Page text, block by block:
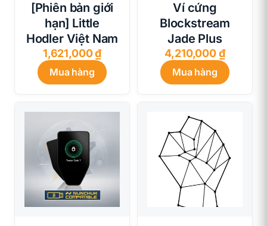
[Phiên bản giới
hạn] Little
Hodler Việt Nam
1,621,000₫
Mua hàng
Ví cứng
Blockstream
Jade Plus
4,210,000₫
Mua hàng